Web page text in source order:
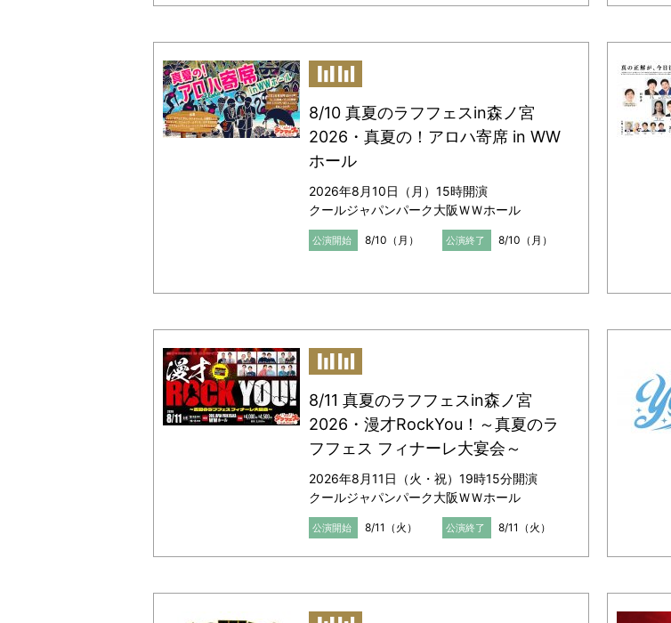
8/10 真夏のラフフェスin森ノ宮
2026・真夏の！アロハ寄席 in WW
ホール
2026年8月10日（月）15時開演
クールジャパンパーク大阪ＷＷホール
公演開始 8/10（月） 公演終了 8/10（月）
8/11 真夏のラフフェスin森ノ宮
2026・漫才RockYou！～真夏のラ
フフェス フィナーレ大宴会～
2026年8月11日（火・祝）19時15分開演
クールジャパンパーク大阪ＷＷホール
公演開始 8/11（火） 公演終了 8/11（火）